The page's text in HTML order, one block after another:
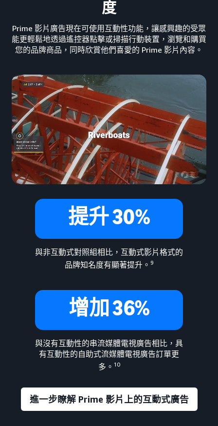
度
Prime 影片廣告現在可使用互動性功能，讓感興趣的受眾
能更輕鬆地透過遙控器點擊或掃描行動裝置，瀏覽和購買
您的品牌商品，同時欣賞他們喜愛的 Prime 影片內容。
提升 30%
與非互動式對照組相比，互動式影片格式的
品牌知名度有顯著提升。 9
增加 36%
與沒有互動性的串流媒體電視廣告相比，具
有互動性的自助式流媒體電視廣告訂單更
多。 10
進一步瞭解 Prime 影片上的互動式廣告